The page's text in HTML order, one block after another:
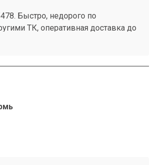
Быстро, недорого по
ТК, оперативная доставка до